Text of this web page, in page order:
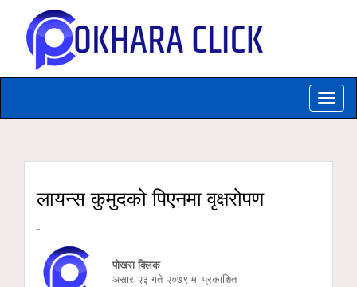
Toggle
लायन्स कुमुदको पिएनमा वृक्षरोपण
-
पोखरा क्लिक
असार २३ गते २०७९ मा प्रकाशित